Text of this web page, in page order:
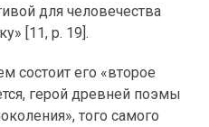
для человечества
[11, p. 19].
состоит его «второе
герой древней поэмы
того самого